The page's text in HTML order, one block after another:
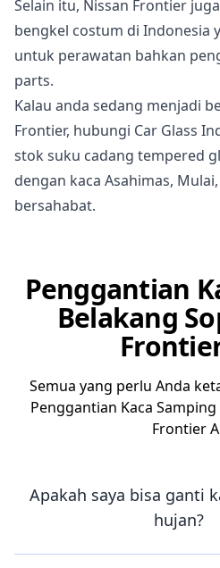
Selain itu, Nissan Frontier
bengkel costum di Indonesia
untuk perawatan bahkan
parts.
Kalau anda sedang menjadi
Frontier, hubungi Car Glass
stok suku cadang tempered
dengan kaca Asahimas,
bersahabat.
Penggantian
Belakang
Semua yang perlu Anda
Penggantian Kaca
Frontier
Apakah saya bisa ganti
hujan?